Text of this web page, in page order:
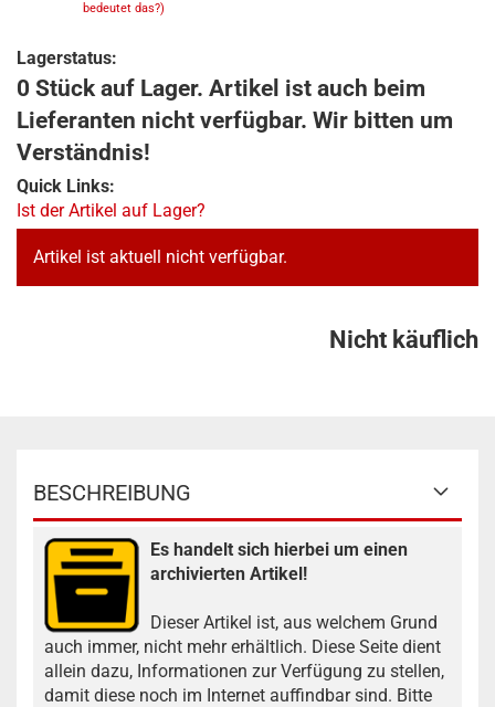
bedeutet das?)
Lagerstatus:
0 Stück auf Lager. Artikel ist auch beim
Lieferanten nicht verfügbar. Wir bitten um
Verständnis!
Quick Links:
Ist der Artikel auf Lager?
Artikel ist aktuell nicht verfügbar.
Nicht käuflich
BESCHREIBUNG
Es handelt sich hierbei um einen
archivierten Artikel!
Dieser Artikel ist, aus welchem Grund
auch immer, nicht mehr erhältlich. Diese Seite dient
allein dazu, Informationen zur Verfügung zu stellen,
damit diese noch im Internet auffindbar sind. Bitte